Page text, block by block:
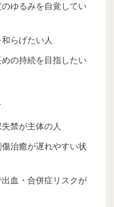
ゆるみを自覚してい
らげたい人
の持続を目指したい
禁が主体の人
治癒が遅れやすい状
血・合併症リスクが